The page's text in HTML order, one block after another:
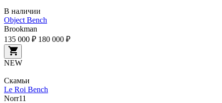
В наличии
Object Bench
Brookman
135 000 ₽ 180 000 ₽
NEW
Скамьи
Le Roi Bench
Norr11